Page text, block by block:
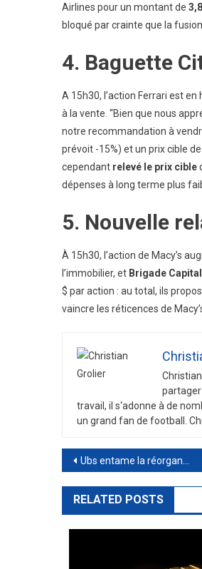
Airlines pour un montant de
bloqué par crainte que la fusion
4. Baguette
A 15h30, l’action Ferrari est
à la vente. “Bien que nous
notre recommandation à
prévoit -15%) et un prix cible
cependant relevé le prix cible
dépenses à long terme plus
5. Nouvelle
À 15h30, l’action de Macy’s
l’immobilier, et Brigade
$ par action : au total, ils
vaincre les réticences de
Christian
partager
travail , il s‘adonne à de n
un grand fan de football
Post
navigation
Ubs entame la réorganisation de la gestion de fortune en Italie. Tous les noms des dirigeants concernés
RELATED POSTS